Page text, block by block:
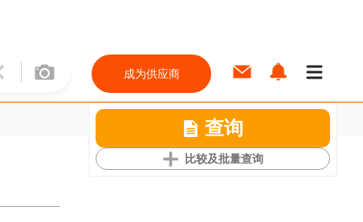
成为供应商
查询
比较及批量查询